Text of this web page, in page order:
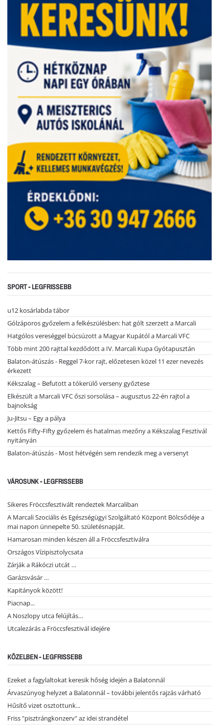
SPORT - LEGFRISSEBB
u12 kosárlabda tábor
Gólzáporos győzelem a felkészülésben: hat gólt szerzett a Marcali
Hatgólos vereséggel búcsúzott a Magyar Kupától a Marcali VFC
Több mint 200 rajttal kezdődött a IV. Marcali Kupa Gyótapusztán
Balaton-átúszás - Reggel 7-kor rajt, előzetesen közel 11 ezer nevezés
érkezett
Kékszalag – Befutott a tókerülő verseny győztese
Elkészült a Marcali VFC őszi sorsolása – augusztus 22-én rajtol a
bajnokság
Ju-Jitsu – Egy a pálya
Kettős Fifty-Fifty győzelem és hatalmas mezőny a Kékszalag Fesztivál
nyitányán
Balaton-átúszás - Most hétvégén sem rendezik meg a versenyt
VÁROSUNK - LEGFRISSEBB
Sikeres Fröccsfesztivált rendeztek Marcaliban
A Marcali Szociális és Egészségügyi Szolgáltató Központ Bölcsődéje a
mai napon ünnepelte 50. születésnapját.
Hamarosan minden készen áll a Fröccsfesztiválra
Országos Vízipisztolycsata
Zárják a Rákóczi utcát …
Garázsvásár …
Kapitányok között!
Piacnap...
A Noszlopy utca felújítás…
Utcalezárás a Fröccsfesztivál idejére
KÖZELBEN - LEGFRISSEBB
Ezeket a fagylaltokat keresik hőség idején a Balatonnál
Árvaszúnyog helyzet a Balatonnál – további jelentős rajzás várható
Hűsítő vizet osztottunk...
Friss "pisztrángkonzerv" az idei strandétel